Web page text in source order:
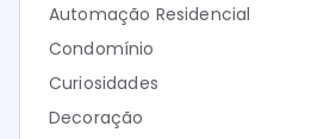
Automação Residencial
Condomínio
Curiosidades
Decoração